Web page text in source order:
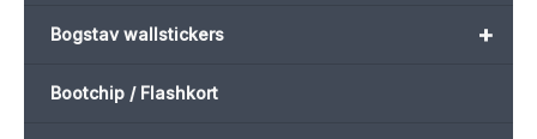
+
Bogstav wallstickers
Bootchip / Flashkort